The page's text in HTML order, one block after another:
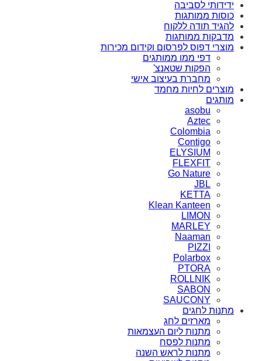
ידידותי לסביבה
כוסות ממותגות
להגיד תודה ללקוח
מדבקות ממותגות
מוצרי דפוס לפרסום וקידום מכירות
דפי ממו ממותגים
הפקות שטאנצ'
מחברת בעיצוב אישי
מוצרים לחיות מחמד
מותגים
asobu
Aztec
Colombia
Contigo
ELYSIUM
FLEXFIT
Go Nature
JBL
KETTA
Klean Kanteen
LIMON
MARLEY
Naaman
PIZZI
Polarbox
PTORA
ROLLNIK
SABON
SAUCONY
מתנות לחגים
מארזים לחג
מתנות ליום העצמאות
מתנות לפסח
מתנות לראש השנה